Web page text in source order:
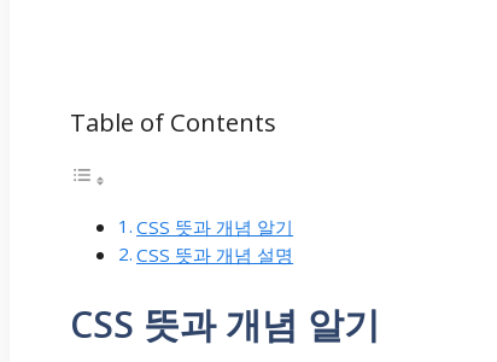
Table of Contents
CSS 뜻과 개념 알기
CSS 뜻과 개념 설명
CSS 뜻과 개념 알기